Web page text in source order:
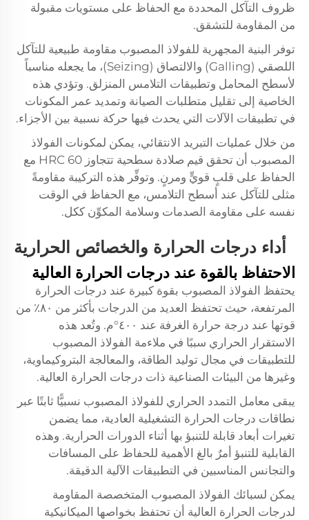
ظروف التآكل المحددة مع الحفاظ على مستويات مقبولة
من المقاومة للتشقق.
توفر البنية المجهرية للفولاذ المصبوب مقاومة طبيعية للتآكل
اللصقي (Galling) والالتصاق (Seizing)، ما يجعله مناسباً
لأسطح المحامل وتطبيقات التلامس المنزلق. وتؤدي هذه
الخاصية إلى تقليل متطلبات الصيانة وتمديد عمر المكونات
في تطبيقات الآلات التي يحدث فيها حركة نسبية بين الأجزاء.
من خلال عمليات التبريد الانتقائي، يمكن لمكونات الفولاذ
المصبوب أن تحقق قيم صلادة سطحية تتجاوز 60 HRC مع
الحفاظ على قلبٍ قويٍّ ومرنٍ. وتوفِّر هذه التركيبة مقاومةً
مثلى للتآكل عند أسطح التلامس، مع الحفاظ في الوقت
نفسه على مقاومة الصدمات وسلامة المكوِّن ككل.
أداء درجات الحرارة والخصائص الحرارية
الاحتفاظ بالقوة عند درجات الحرارة العالية
يحتفظ الفولاذ المصبوب بقوة كبيرة عند درجات الحرارة
المرتفعة، حيث تحتفظ العديد من الدرجات بأكثر من ٨٠٪ من
قوتها عند درجة حرارة الغرفة عند ٤٠٠°م. وتُعد هذه
الاستقرار الحراري سببًا في ملاءمة الفولاذ المصبوب
للتطبيقات في مجال توليد الطاقة، والمعالجة البتروكيماوية،
وغيرها من البيئات الصناعية ذات درجات الحرارة العالية.
يبقى معامل التمدد الحراري للفولاذ المصبوب نسبيًّا ثابتًا عبر
نطاقات درجات الحرارة التشغيلية العادية، مما يضمن
تغيرات أبعاد قابلة للتنبؤ بها أثناء الدورات الحرارية. وهذه
القابلية للتنبؤ أمرٌ بالغ الأهمية للحفاظ على المسافات
والتجانس المناسبين في التطبيقات الآلية الدقيقة.
يمكن لسبائك الفولاذ المصبوب المتخصصة المقاومة
لدرجات الحرارة العالية أن تحتفظ بخواصها الميكانيكية